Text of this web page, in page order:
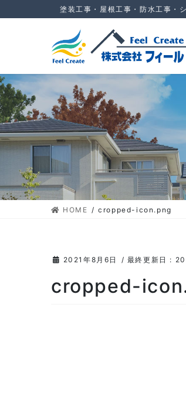
ン
に
移
動
ビ
ョ
ン
に
移
動
塗装工事・屋根工事・防水工事・
HOME cropped-icon.png
2021年8月6日 / 最終更新日 :
cropped-